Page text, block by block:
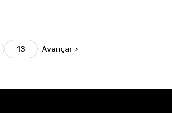
13 Avançar